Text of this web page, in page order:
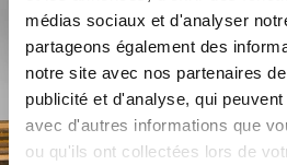
médias sociaux et d'analyser
partageons également des
notre site avec nos partenaires
publicité et d'analyse, qui
avec d'autres informations que
ou qu'ils ont collectées lors de